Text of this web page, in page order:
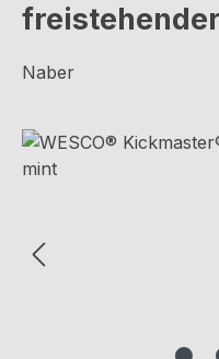
Naber
Bildergalerie